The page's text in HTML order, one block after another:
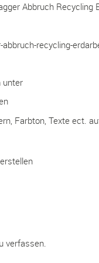
Abbruch Recycling
recycling-
unter
Farbton, Texte ect.
verfassen.